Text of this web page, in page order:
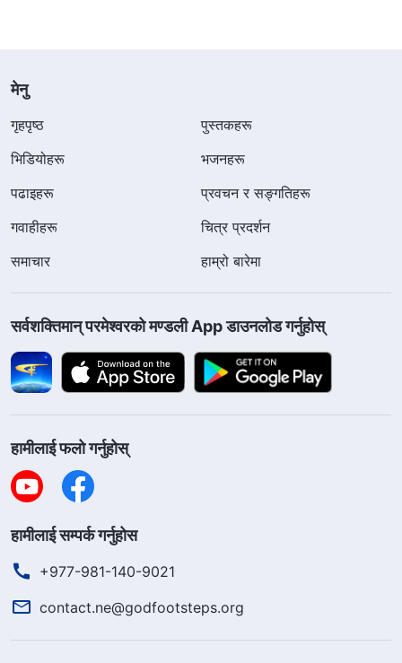
मेनु
गृहपृष्ठ
पुस्तकहरू
भिडियोहरू
भजनहरू
पढाइहरू
प्रवचन र सङ्गतिहरू
गवाहीहरू
चित्र प्रदर्शन
समाचार
हाम्रो बारेमा
सर्वशक्तिमान्‌ परमेश्‍वरको मण्डली App डाउनलोड गर्नुहोस्
हामीलाई फलो गर्नुहोस्
हामीलाई सम्पर्क गर्नुहोस
+977-981-140-9021
contact.ne@godfootsteps.org